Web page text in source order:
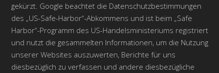
gekürzt. Google beachtet die Datenschutzbestimmungen
des „US-Safe-Harbor“-Abkommens und ist beim „Safe
Harbor“-Programm des US-Handelsministeriums registriert
und nutzt die gesammelten Informationen, um die Nutzung
unserer Websites auszuwerten, Berichte für uns
diesbezüglich zu verfassen und andere diesbezügliche